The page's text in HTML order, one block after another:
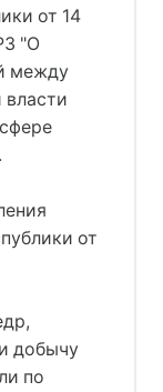
от 14
"О
между
власти
от
добычу
по